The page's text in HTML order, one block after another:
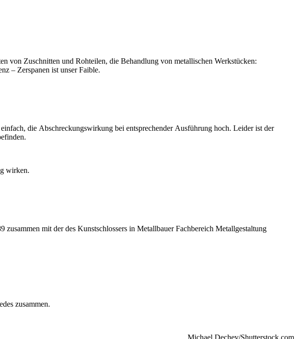
von Zuschnitten und Rohteilen, die Behandlung von metallischen Werkstücken:
– Zerspanen ist unser Faible.
die Abschreckungswirkung bei entsprechender Ausführung hoch. Leider ist der
wirken.
mit der des Kunstschlossers in Metallbauer Fachbereich Metallgestaltung
zusammen.
Michael Dechev/Shutterstock.com